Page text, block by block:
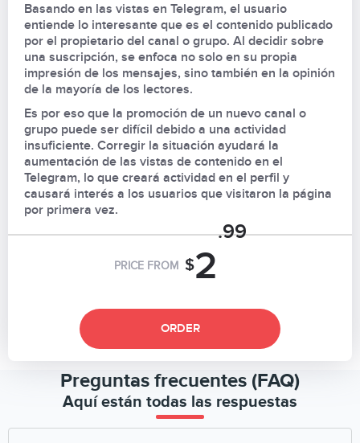
Basando en las vistas en Telegram, el usuario
entiende lo interesante que es el contenido publicado
por el propietario del canal o grupo. Al decidir sobre
una suscripción, se enfoca no solo en su propia
impresión de los mensajes, sino también en la opinión
de la mayoría de los lectores.
Es por eso que la promoción de un nuevo canal o
grupo puede ser difícil debido a una actividad
insuficiente. Corregir la situación ayudará la
aumentación de las vistas de contenido en el
Telegram, lo que creará actividad en el perfil y
causará interés a los usuarios que visitaron la página
por primera vez.
PRICE FROM $2
.99
ORDER
Preguntas frecuentes (FAQ)
Aquí están todas las respuestas